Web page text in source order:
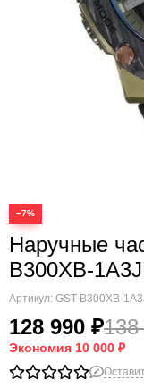
−7%
Наручные
B300XB-
Артикул: GST-B300XB-
128 990 ₽
Экономия 10 000 ₽